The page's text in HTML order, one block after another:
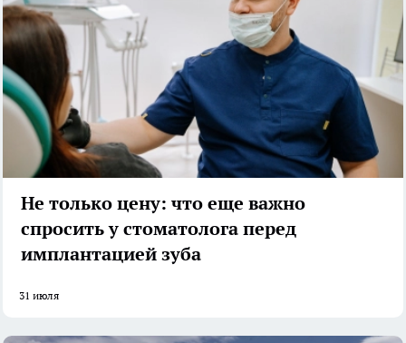
Не только цену: что еще важно
спросить у стоматолога перед
имплантацией зуба
31 июля